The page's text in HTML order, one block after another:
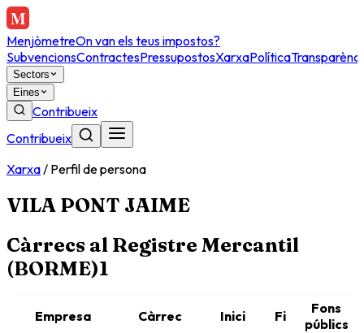
MenjòmetreOn van els teus impostos?
SubvencionsContractesPressupostosXarxaPolítica
Sectors
Eines
Contribueix
Contribueix
Xarxa/ Perfil de persona
VILA PONT JAIME
Càrrecs al Registre Mercantil
(BORME)1
Empresa Càrrec Inici Fi
Fons
públics